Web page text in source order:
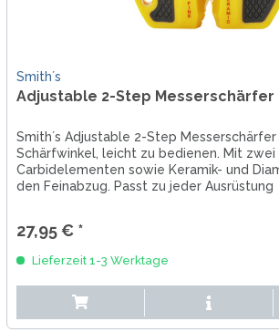
Smith´s
Adjustable 2-Step Messerschärfer
Smith´s Adjustable 2-Step
Schärfwinkel, leicht zu bedienen. Mit
Carbidelementen sowie Keramik- und
den Feinabzug. Passt zu jeder Ausrüstung
27,95 € *
Lieferzeit 1-3 Werktage